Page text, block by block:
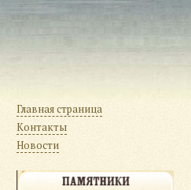
Главная страница
Контакты
Новости